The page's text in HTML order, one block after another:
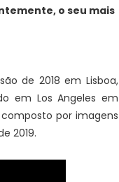
o seu mais
de 2018 em Lisboa,
em Los Angeles em
por imagens
2019.